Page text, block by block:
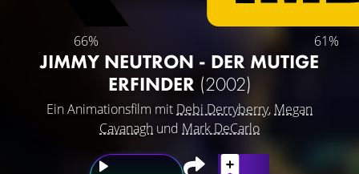
66% 61%
JIMMY NEUTRON - DER MUTIGE
ERFINDER (2002)
Ein Animationsfilm mit Debi Derryberry, Megan
Cavanagh und Mark DeCarlo